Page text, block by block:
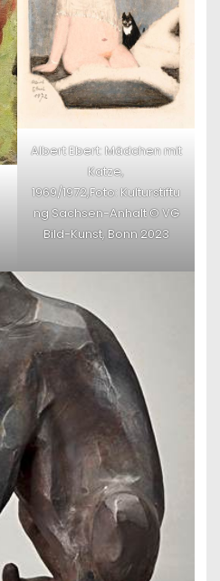
Albert Ebert: Mädchen mit
Katze,
1969/1972,Foto: Kulturstiftu
ng Sachsen-Anhalt © VG
Bild-Kunst, Bonn 2023